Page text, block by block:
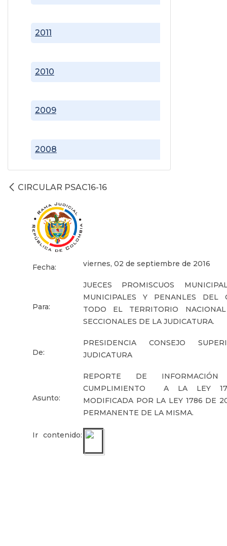
2008
2009
2010
2011
CIRCULAR PSAC16-16
Fecha: viernes, 02 de septiembre de 2016
Para:
JUECES PROMISCUOS
MUNICIPALES Y PENANLES DEL
TODO EL TERRITORIO
SECCIONALES DE LA JUDICATURA.
De:
PRESIDENCIA CONSEJO
JUDICATURA
Asunto:
REPORTE DE
CUMPLIMIENTO A LA LEY
MODIFICADA POR LA LEY 1786 DE
PERMANENTE DE LA MISMA.
Ir contenido: